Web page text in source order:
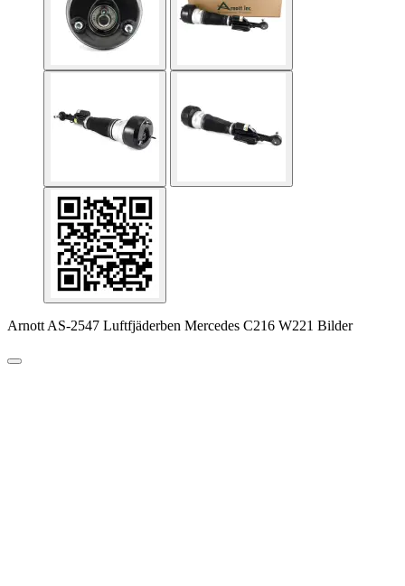
Arnott AS-2547 Luftfjäderben Mercedes C216 W221 Bilder